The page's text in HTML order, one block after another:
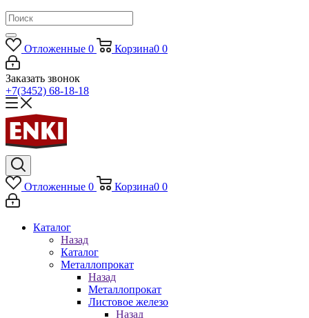
Отложенные 0 Корзина0 0
Заказать звонок
+7(3452) 68-18-18
Отложенные 0 Корзина0 0
Каталог
Назад
Каталог
Металлопрокат
Назад
Металлопрокат
Листовое железо
Назад